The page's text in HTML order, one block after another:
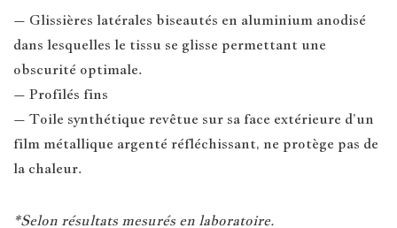
– Glissières latérales biseautés en aluminium anodisé
dans lesquelles le tissu se glisse permettant une
obscurité optimale.
– Profilés fins
– Toile synthétique revêtue sur sa face extérieure d’un
film métallique argenté réfléchissant, ne protège pas de
la chaleur.
*Selon résultats mesurés en laboratoire.